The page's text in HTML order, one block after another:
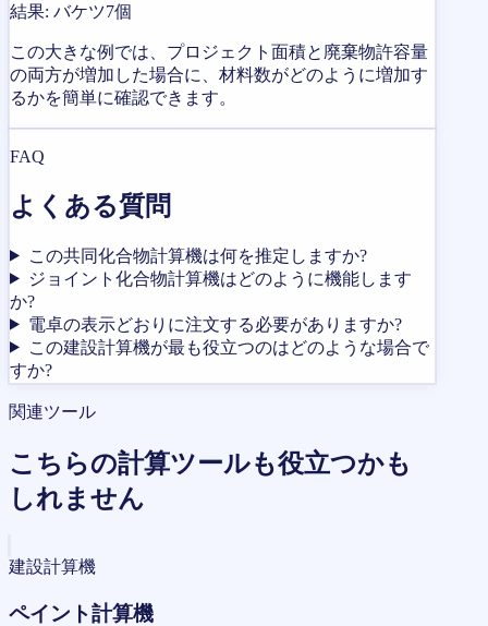
結果: バケツ7個
この大きな例では、プロジェクト面積と廃棄物許容量
の両方が増加した場合に、材料数がどのように増加す
るかを簡単に確認できます。
FAQ
よくある質問
この共同化合物計算機は何を推定しますか?
ジョイント化合物計算機はどのように機能します
か?
電卓の表示どおりに注文する必要がありますか?
この建設計算機が最も役立つのはどのような場合で
すか?
関連ツール
こちらの計算ツールも役立つかも
しれません
建設計算機
ペイント計算機